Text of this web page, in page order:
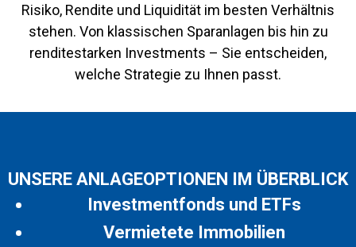
Risiko, Rendite und Liquidität im besten Verhältnis
stehen. Von klassischen Sparanlagen bis hin zu
renditestarken Investments – Sie entscheiden,
welche Strategie zu Ihnen passt.
UNSERE ANLAGEOPTIONEN IM ÜBERBLICK
Investmentfonds und ETFs
Vermietete Immobilien